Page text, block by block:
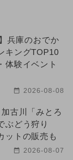
兵庫のおでか
キングTOP10
体験イベント
2026-08-08
古川「みとろ
ぶどう狩り
ットの販売も
2026-08-07